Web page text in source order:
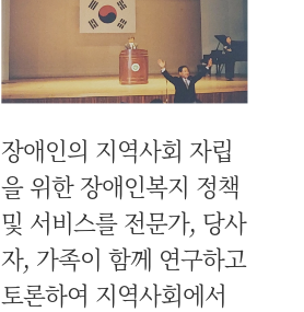
장애인의 지역사회 자립
을 위한 장애인복지 정책
및 서비스를 전문가, 당사
자, 가족이 함께 연구하고
토론하여 지역사회에서